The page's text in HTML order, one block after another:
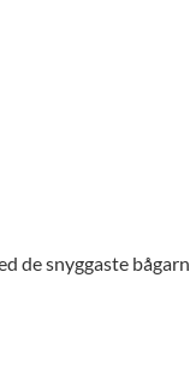
de snyggaste